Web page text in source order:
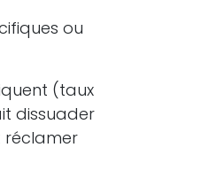
ou
(taux
dissuader
réclamer